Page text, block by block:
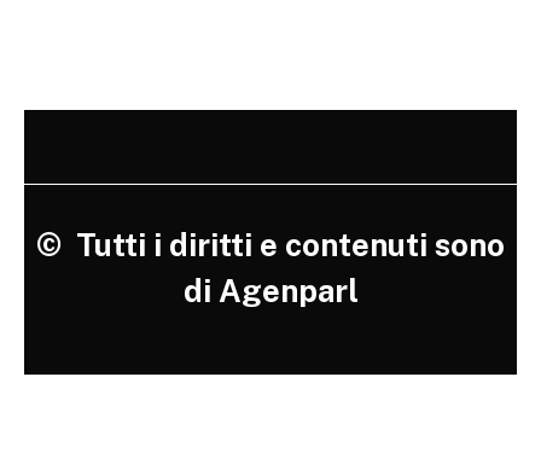
© Tutti i diritti e contenuti sono
di Agenparl